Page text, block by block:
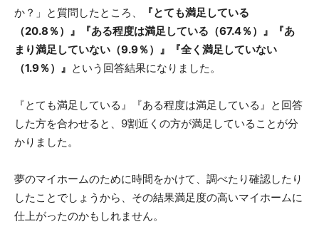
か？」と質問したところ、
『とても満足している
（20.8％）』『ある程度は満足している（67.4％）』『あ
まり満足していない（9.9％）』『全く満足していない
（1.9％）』 という回答結果になりました。
『とても満足している』『ある程度は満足している』と回答
した方を合わせると、9割近くの方が満足していることが分
かりました。
夢のマイホームのために時間をかけて、調べたり確認したり
したことでしょうから、その結果満足度の高いマイホームに
仕上がったのかもしれません。